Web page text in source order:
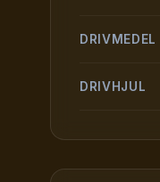
DRIVMEDEL
DRIVHJUL